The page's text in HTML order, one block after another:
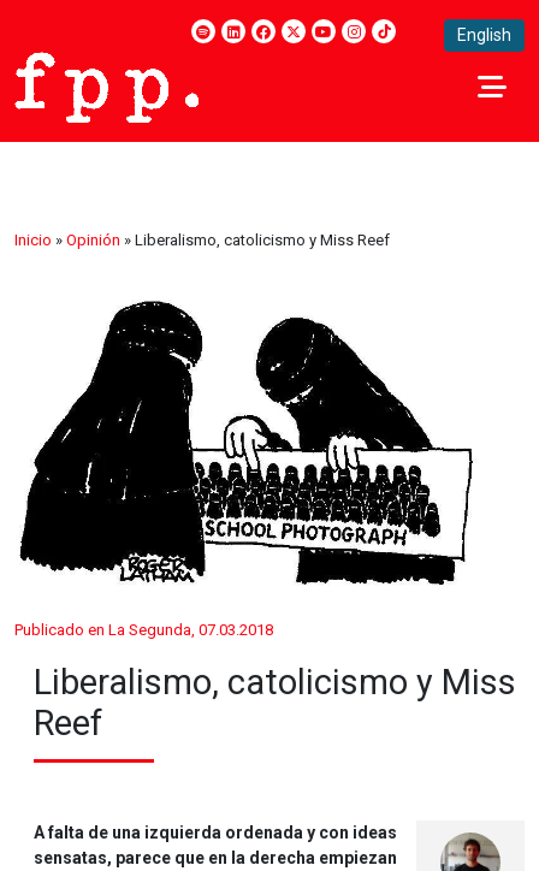
English
Inicio » Opinión » Liberalismo, catolicismo y Miss Reef
Publicado en La Segunda, 07.03.2018
Liberalismo, catolicismo y Miss
Reef
A falta de una izquierda ordenada y con ideas
sensatas, parece que en la derecha empiezan